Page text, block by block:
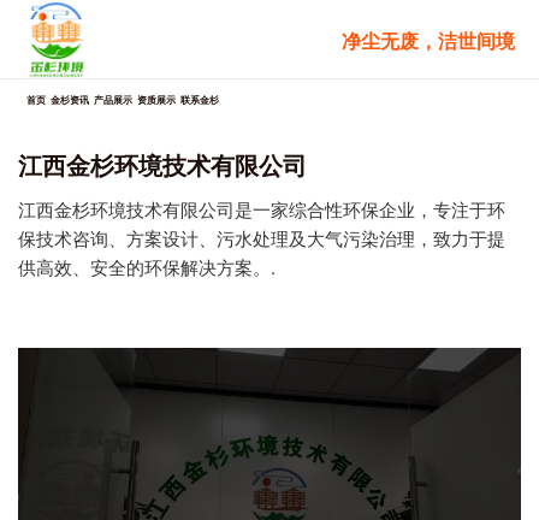
净尘无废，洁世间境
首页 金杉资讯 产品展示 资质展示 联系金杉
江西金杉环境技术有限公司
江西金杉环境技术有限公司是一家综合性环保企业，专注于环
保技术咨询、方案设计、污水处理及大气污染治理，致力于提
供高效、安全的环保解决方案。.